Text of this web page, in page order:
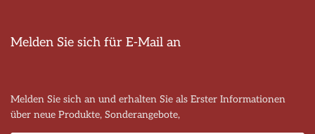
Melden Sie sich für E-Mail an
Melden Sie sich an und erhalten Sie als Erster Informationen
über neue Produkte, Sonderangebote,